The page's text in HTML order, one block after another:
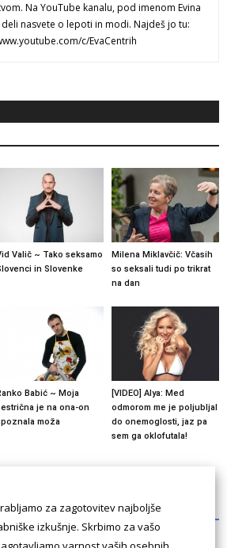
Na YouTube kanalu, pod imenom Evina
nasvete o lepoti in modi. Najdeš jo tu:
c/EvaCentrih
Valič ~ Tako seksamo
in Slovenke
Milena Miklavčič: Včasih
so seksali tudi po trikrat
na dan
Babić ~ Moja
je na ona-on
moža
[VIDEO] Alya: Med
odmorom me je poljubljal
do onemoglosti, jaz pa
sem ga oklofutala!
za zagotovitev najboljše
izkušnje. Skrbimo za vašo